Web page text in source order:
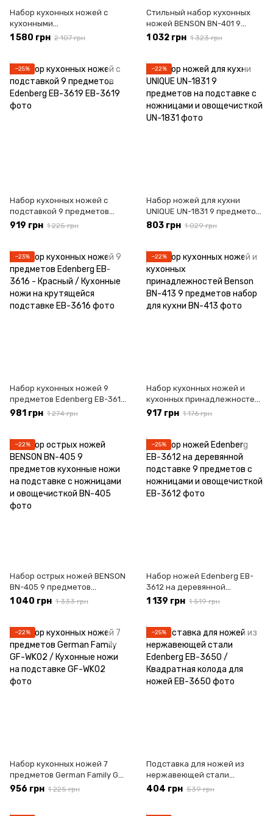
Набор кухонных ножей с
кухонными
принадлежностями 14
1 580 грн 2 107 грн
Стильный набор кухонных
ножей BENSON BN-401 9
предметов кухонные ножи
1 032 грн 1 323 грн
−25%
Набор кухонных ножей с
подставкой 9 предметов
Edenberg EB-3619
919 грн 1 225 грн
−22%
Набор ножей для кухни
UNIQUE UN-1831 9 предметов
на подставке с ножницами и
803 грн 1 029 грн
−23%
Набор кухонных ножей 9
предметов Edenberg EB-3616
- Красный / Кухонные ножи
981 грн 1 274 грн
−22%
Набор кухонных ножей и
кухонных принадлежностей
Benson BN-413 9 предметов
917 грн 1 176 грн
−22%
Набор острых ножей BENSON
BN-405 9 предметов
кухонные ножи на подставке
1 040 грн 1 333 грн
−25%
Набор ножей Edenberg EB-
3612 на деревянной
подставке 9 предметов с
1 139 грн 1 519 грн
−22%
Набор кухонных ножей 7
предметов German Family GF-
WK02 / Кухонные ножи на
956 грн 1 225 грн
−25%
Подставка для ножей из
нержавеющей стали
Edenberg EB-3650 /
404 грн 539 грн